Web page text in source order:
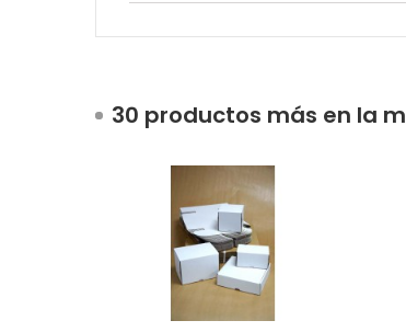
30 productos más en la